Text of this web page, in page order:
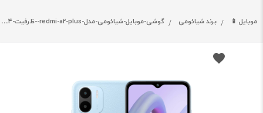
موبایل 📱 برند شیائومی گوشی-موبایل-شیائومی-مدل-redmi-a2-plus--ظرفیت-64-گیگابایت-و-رم-3-گیگابایت-(مشکی)